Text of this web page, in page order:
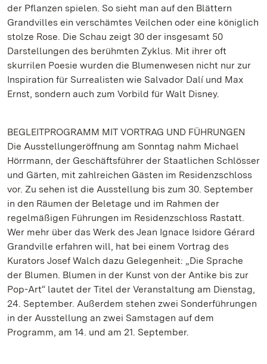
der Pflanzen spielen. So sieht man auf den Blättern
Grandvilles ein verschämtes Veilchen oder eine königlich
stolze Rose. Die Schau zeigt 30 der insgesamt 50
Darstellungen des berühmten Zyklus. Mit ihrer oft
skurrilen Poesie wurden die Blumenwesen nicht nur zur
Inspiration für Surrealisten wie Salvador Dalí und Max
Ernst, sondern auch zum Vorbild für Walt Disney.
BEGLEITPROGRAMM MIT VORTRAG UND FÜHRUNGEN
Die Ausstellungeröffnung am Sonntag nahm Michael
Hörrmann, der Geschäftsführer der Staatlichen Schlösser
und Gärten, mit zahlreichen Gästen im Residenzschloss
vor. Zu sehen ist die Ausstellung bis zum 30. September
in den Räumen der Beletage und im Rahmen der
regelmäßigen Führungen im Residenzschloss Rastatt.
Wer mehr über das Werk des Jean Ignace Isidore Gérard
Grandville erfahren will, hat bei einem Vortrag des
Kurators Josef Walch dazu Gelegenheit: „Die Sprache
der Blumen. Blumen in der Kunst von der Antike bis zur
Pop-Art“ lautet der Titel der Veranstaltung am Dienstag,
24. September. Außerdem stehen zwei Sonderführungen
in der Ausstellung an zwei Samstagen auf dem
Programm, am 14. und am 21. September.